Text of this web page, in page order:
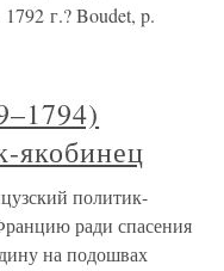
г.? Boudet, p.
якобинец
политик-
ради спасения
на подошвах